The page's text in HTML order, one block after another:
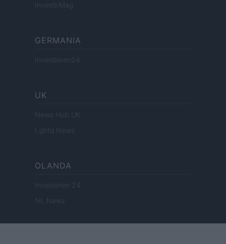
InvestirMag
GERMANIA
Investieren24
UK
News Hub UK
Lgbtq News
OLANDA
Investeren 24
NL Newz